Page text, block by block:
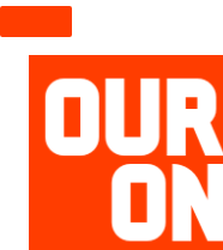
I
r
p
a
r
a